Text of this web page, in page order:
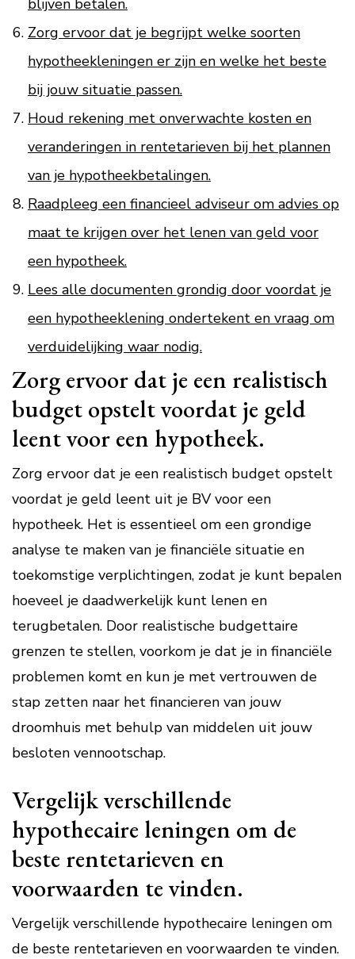
blijven betalen.
Zorg ervoor dat je begrijpt welke soorten
hypotheekleningen er zijn en welke het beste
bij jouw situatie passen.
Houd rekening met onverwachte kosten en
veranderingen in rentetarieven bij het plannen
van je hypotheekbetalingen.
Raadpleeg een financieel adviseur om advies op
maat te krijgen over het lenen van geld voor
een hypotheek.
Lees alle documenten grondig door voordat je
een hypotheeklening ondertekent en vraag om
verduidelijking waar nodig.
Zorg ervoor dat je een realistisch
budget opstelt voordat je geld
leent voor een hypotheek.
Zorg ervoor dat je een realistisch budget opstelt
voordat je geld leent uit je BV voor een
hypotheek. Het is essentieel om een grondige
analyse te maken van je financiële situatie en
toekomstige verplichtingen, zodat je kunt bepalen
hoeveel je daadwerkelijk kunt lenen en
terugbetalen. Door realistische budgettaire
grenzen te stellen, voorkom je dat je in financiële
problemen komt en kun je met vertrouwen de
stap zetten naar het financieren van jouw
droomhuis met behulp van middelen uit jouw
besloten vennootschap.
Vergelijk verschillende
hypothecaire leningen om de
beste rentetarieven en
voorwaarden te vinden.
Vergelijk verschillende hypothecaire leningen om
de beste rentetarieven en voorwaarden te vinden.